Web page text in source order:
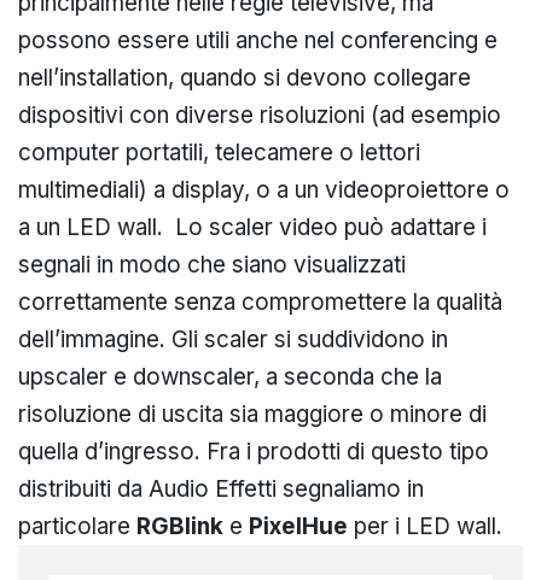
possono essere utili anche nel conferencing e
nell’installation, quando si devono collegare
dispositivi con diverse risoluzioni (ad esempio
computer portatili, telecamere o lettori
multimediali) a display, o a un videoproiettore o
a un LED wall. Lo scaler video può adattare i
segnali in modo che siano visualizzati
correttamente senza compromettere la qualità
dell’immagine. Gli scaler si suddividono in
upscaler e downscaler, a seconda che la
risoluzione di uscita sia maggiore o minore di
quella d’ingresso. Fra i prodotti di questo tipo
distribuiti da Audio Effetti segnaliamo in
particolare RGBlink e PixelHue per i LED wall.